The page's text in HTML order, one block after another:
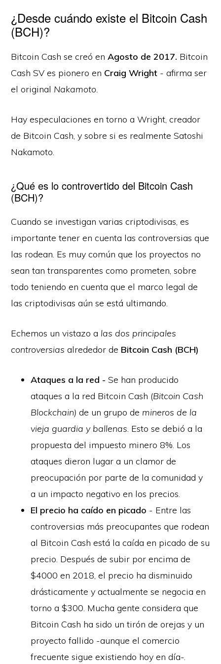
¿Desde cuándo existe el Bitcoin Cash
(BCH)?
Bitcoin Cash se creó enAgosto de 2017. Bitcoin
Cash SV es pionero en Craig Wright - afirma ser
el original Nakamoto.
Hay especulaciones en torno a Wright, creador
de Bitcoin Cash, y sobre si es realmente Satoshi
Nakamoto.
¿Qué es lo controvertido del Bitcoin Cash
(BCH)?
Cuando se investigan varias criptodivisas, es
importante tener en cuenta las controversias que
las rodean. Es muy común que los proyectos no
sean tan transparentes como prometen, sobre
todo teniendo en cuenta que el marco legal de
las criptodivisas aún se está ultimando.
Echemos un vistazo a las dos principales
controversiasalrededor de Bitcoin Cash (BCH)
Ataques a la red -Se han producido
ataques a la red Bitcoin Cash (Bitcoin Cash
Blockchain)de un grupo de mineros de la
vieja guardia y ballenas. Esto se debió a la
propuesta del impuesto minero 8%. Los
ataques dieron lugar a un clamor de
preocupación por parte de la comunidad y
a un impacto negativo en los precios.
El precio ha caído en picado - Entre las
controversias más preocupantes que rodean
al Bitcoin Cash está la caída en picado de su
precio. Después de subir por encima de
$4000 en 2018, el precio ha disminuido
drásticamente y actualmente se negocia en
torno a $300. Mucha gente considera que
Bitcoin Cash ha sido un tirón de orejas y un
proyecto fallido -aunque el comercio
frecuente sigue existiendo hoy en día-.